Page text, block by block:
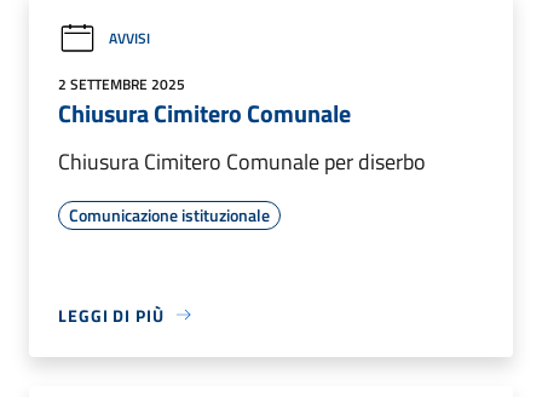
AVVISI
2 SETTEMBRE 2025
Chiusura Cimitero Comunale
Chiusura Cimitero Comunale per diserbo
Comunicazione istituzionale
LEGGI DI PIÙ